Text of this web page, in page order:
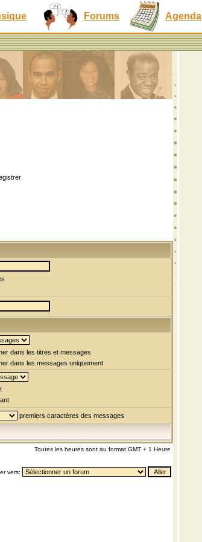
Forums Agenda
dans les titres et messages
dans les messages uniquement
premiers caractères des messages
Toutes les heures sont au format GMT + 1 Heure
vers: